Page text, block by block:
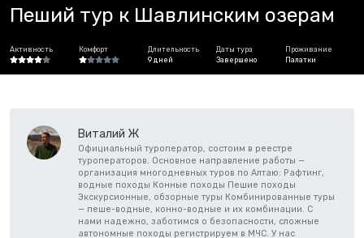
Пеший тур к Шавлинским озерам
Активность Комфорт
Длительность
9 дней
Даты тура
Завершено
Проживание
Палатки
Виталий Ж
Официальный туроператор, состоим в реестре
туроператоров. Основное направление работы —
организация многодневных туров по Алтаю: Рафтинг,
водные походы Конные походы Пешие походы
Экскурсионные, обзорные туры Комбинированные туры
— пеше-водные, конно-водные и их комбинации. С
нами надежно, заботимся о безопасности, сложные
автономные походы регистрируем в МЧС. У нас